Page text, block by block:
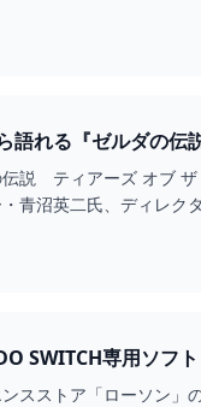
語れる『ゼルダの伝
ィアキン】 ゲーム・エン
伝説 ティアーズ オブ
青沼英二氏、ディレク
SWITCH専用ソフ
ソン公式サイト
スストア「ローソン」